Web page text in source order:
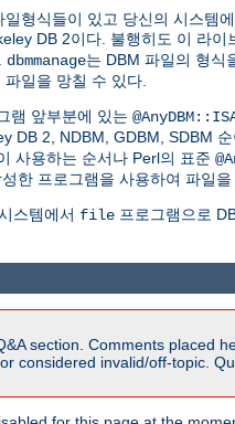
일형식들이 있고 당신의 시스템
DB 2이다. 불행히도 이 라
dbmmanage는 DBM 파일의 형식
일을 망칠 수 있다.
램 앞부분에 있는
DB 2, NDBM, GDBM, SDBM 순
사용하는 순서나 Perl의 표준
한 프로그램을 사용하여 파일
스템에서 file 프로그램으로
section. Comments placed
considered invalid/off-topic.